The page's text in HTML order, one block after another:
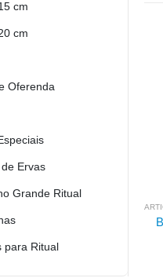
Indiano Lakshmi / Pano
cm
cm
Oferenda
Ervas
Grande Ritual
para Ritual